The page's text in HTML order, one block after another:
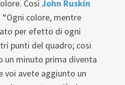
Così John Ruskin
colore, mentre
per efetto di ogni
punti del quadro; cosi
un minuto prima diventa
voi avete aggiunto un